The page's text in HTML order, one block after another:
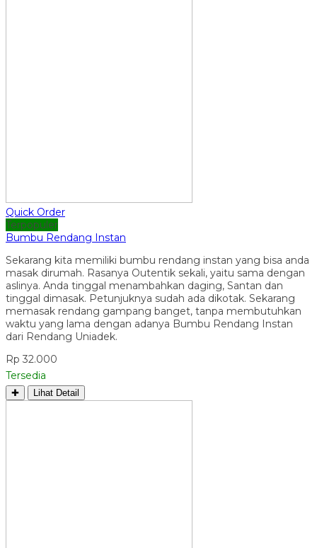
Quick Order
Terpopuler
Bumbu Rendang Instan
Sekarang kita memiliki bumbu rendang instan yang bisa anda
masak dirumah. Rasanya Outentik sekali, yaitu sama dengan
aslinya. Anda tinggal menambahkan daging, Santan dan
tinggal dimasak. Petunjuknya sudah ada dikotak. Sekarang
memasak rendang gampang banget, tanpa membutuhkan
waktu yang lama dengan adanya Bumbu Rendang Instan
dari Rendang Uniadek.
Rp 32.000
Tersedia
✚ Lihat Detail